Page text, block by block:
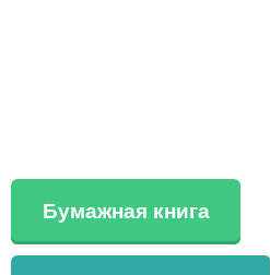
Бумажная книга